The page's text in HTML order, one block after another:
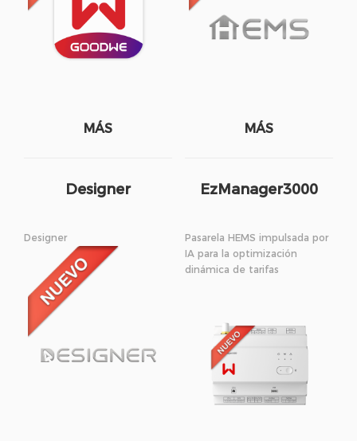
MÁS MÁS
Designer
Designer
EzManager3000
Pasarela HEMS impulsada por
IA para la optimización
dinámica de tarifas